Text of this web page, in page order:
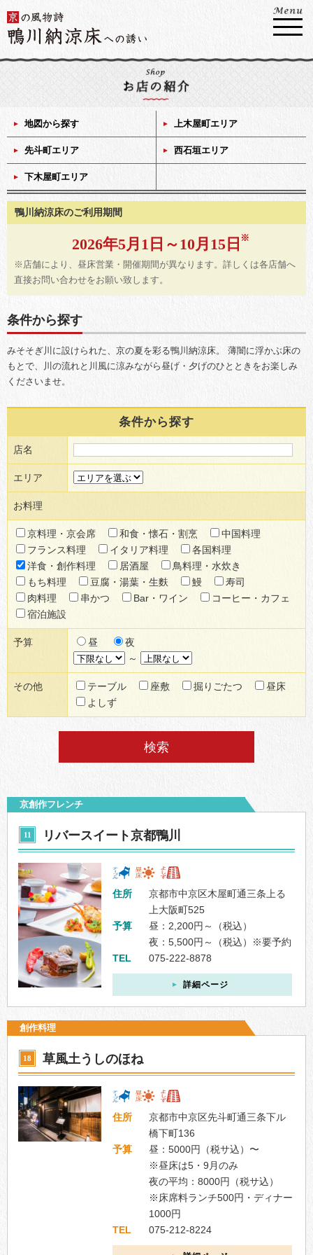
地図から探す 上木屋町エリア
先斗町エリア 西石垣エリア
下木屋町エリア
鴨川納涼床のご利用期間
2026年5月1日～10月15日
※店舗により、昼床営業・開催期間が異なります。詳しくは各店舗へ
直接お問い合わせをお願い致します。
条件から探す
みそそぎ川に設けられた、京の夏を彩る鴨川納涼床。
薄闇に浮かぶ床の
もとで、川の流れと川風に涼みながら昼げ・夕げのひとときをお楽しみ
くださいませ。
条件から探す
店名
エリア
お料理
京料理・京会席 和食・懐石・割烹
中国料理
フランス料理
イタリア料理
各国料理
洋食・創作料理
居酒屋
鳥料理・水炊き
もち料理
豆腐・湯葉・生麩 鰻
寿司
肉料理
串かつ Bar・ワイン
コーヒー・カフェ
宿泊施設
予算 昼
夜
～
その他 テーブル 座敷 掘りごたつ
昼床
よしず
京創作フレンチ
11 リバースイート京都鴨川
住所
京都市中京区木屋町通三条上る
上大阪町525
予算
昼：2,200円～（税込）
夜：5,500円～（税込）※要予約
TEL
075-222-8878
詳細ページ
創作料理
18 草風土うしのほね
住所
京都市中京区先斗町通三条下ル
橋下町136
予算
昼：5000円（税サ込）〜
※昼床は5・9月のみ
夜の平均：8000円（税サ込）
※床席料ランチ500円・ディナー
1000円
TEL
075-212-8224